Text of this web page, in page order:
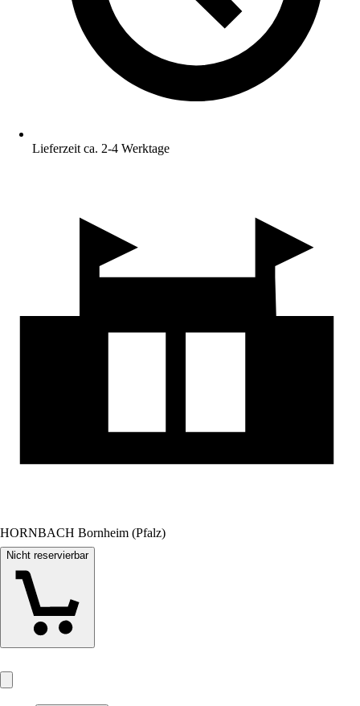
Lieferzeit ca. 2-4 Werktage
HORNBACH Bornheim (Pfalz)
Nicht reservierbar